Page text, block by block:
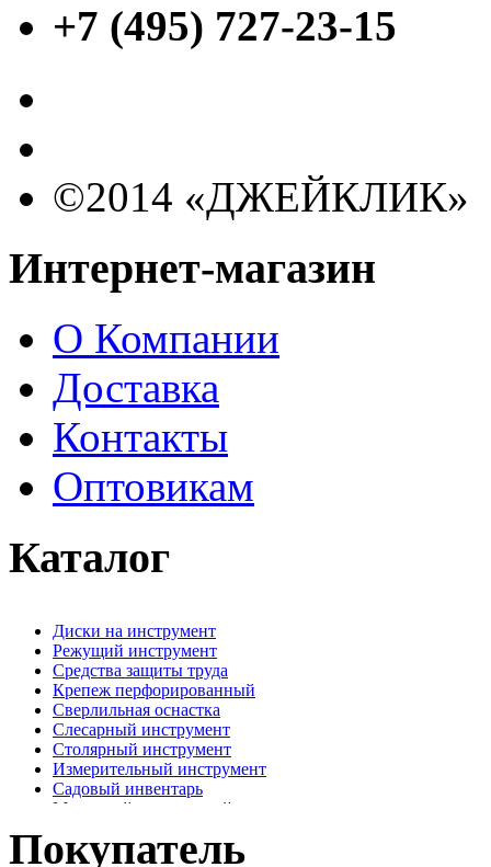
+7 (495) 727-23-15
©2014 «ДЖЕЙКЛИК»
Интернет-магазин
О Компании
Доставка
Контакты
Оптовикам
Каталог
Диски на инструмент
Режущий инструмент
Средства защиты труда
Крепеж перфорированный
Сверлильная оснастка
Слесарный инструмент
Столярный инструмент
Измерительный инструмент
Садовый инвентарь
Малярный, отделочный инструмент
Наждачная бумага
Покупатель